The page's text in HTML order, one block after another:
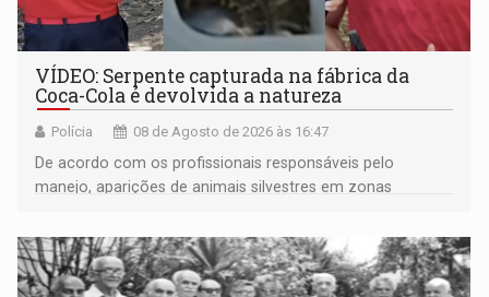
VÍDEO: Serpente capturada na fábrica da
Coca-Cola é devolvida a natureza
Polícia 08 de Agosto de 2026 às 16:47
De acordo com os profissionais responsáveis pelo
manejo, aparições de animais silvestres em zonas